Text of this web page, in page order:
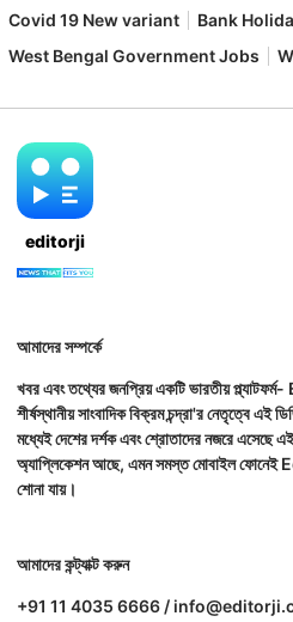
Covid 19 New variant
Bank
West Bengal Government Jobs
editorji
আমাদের সম্পর্কে
খবর এবং তথ্যের জনপ্রিয় একটি ভারতীয়
শীর্ষস্থানীয় সাংবাদিক বিক্রম চন্দ্রা'র নেতৃত্বে এই
মধ্যেই দেশের দর্শক এবং শ্রোতাদের নজরে এসেছে
অ্যাপ্লিকেশন আছে, এমন সমস্ত মোবাইল ফোনেই
শোনা যায়।
আমাদের কন্ট্যাক্ট করুন
+91 11 4035 6666 /